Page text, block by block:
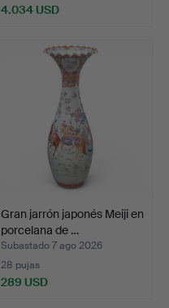
4.034 USD
Gran jarrón japonés Meiji en
porcelana de …
Subastado 7 ago 2026
28 pujas
289 USD